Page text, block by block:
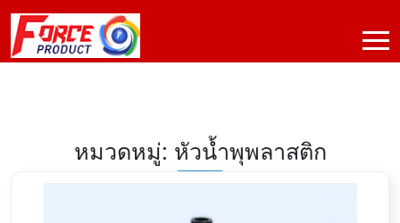
หมวดหมู่: หัวน้ำพุพลาสติก